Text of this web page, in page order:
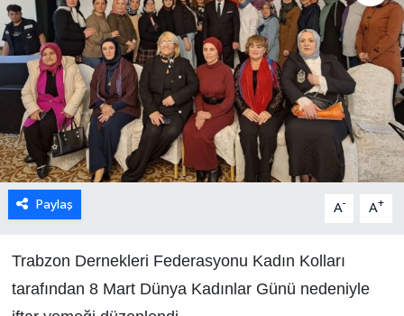
Paylaş A- A+
Trabzon Dernekleri Federasyonu Kadın Kolları
tarafından 8 Mart Dünya Kadınlar Günü nedeniyle